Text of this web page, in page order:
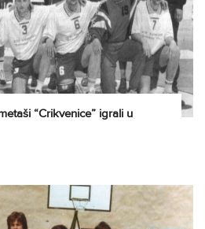
“Crikvenice” igrali u